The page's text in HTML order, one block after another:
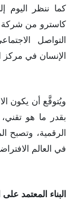
كما ننظر اليوم
التواصل
الإنسان في مركز
ويُتوقَّع أن يكون
بقدر ما هو
الرقمية، وتصبح
في العالم
البناء المعتمد